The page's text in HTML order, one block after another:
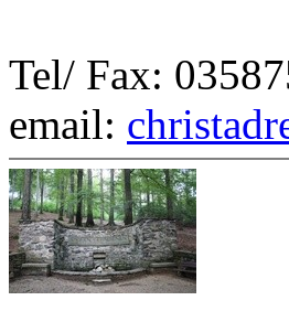
Tel/ Fax:
email: